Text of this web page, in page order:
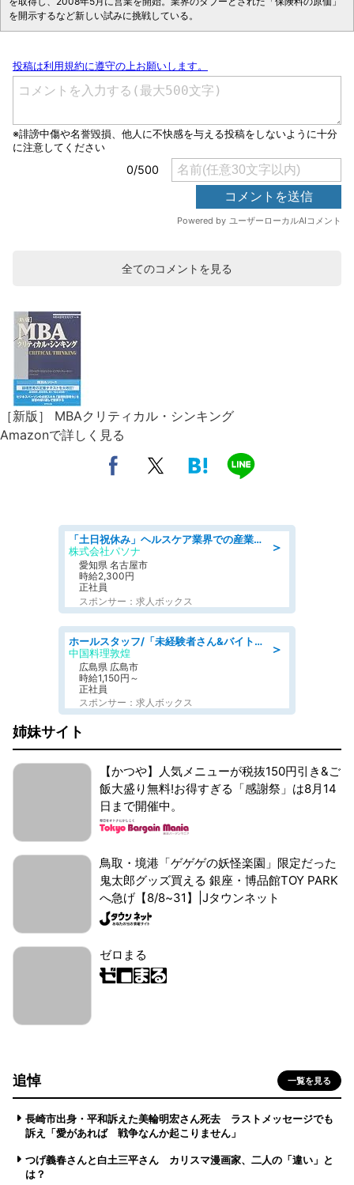
を開示するなど新しい試みに挑戦している。
全てのコメントを見る
［新版］ MBAクリティカル・シンキング
Amazonで詳しく見る
＞
「土日祝休み」ヘルスケア業界での産業保健師業務/看護師/高時給/未経験OK/要資格:正看護師
株式会社パソナ
愛知県 名古屋市
時給2,300円
正社員
スポンサー：求人ボックス
＞
ホールスタッフ/「未経験者さん&バイトデビューも大歓迎」残業ほぼなし×1日3時間〜勤務OK!フォロー体制も充実/広島県/広島市南区
中国料理敦煌
広島県 広島市
時給1,150円～
正社員
スポンサー：求人ボックス
姉妹サイト
【かつや】人気メニューが税抜150円引き&ご
飯大盛り無料!お得すぎる「感謝祭」は8月14
日まで開催中。
鳥取・境港「ゲゲゲの妖怪楽園」限定だった
鬼太郎グッズ買える 銀座・博品館TOY PARK
へ急げ【8/8~31】|Jタウンネット
ゼロまる
追悼 一覧を見る
長崎市出身・平和訴えた美輪明宏さん死去 ラストメッセージでも
訴え「愛があれば 戦争なんか起こりません」
つげ義春さんと白土三平さん カリスマ漫画家、二人の「違い」と
は？